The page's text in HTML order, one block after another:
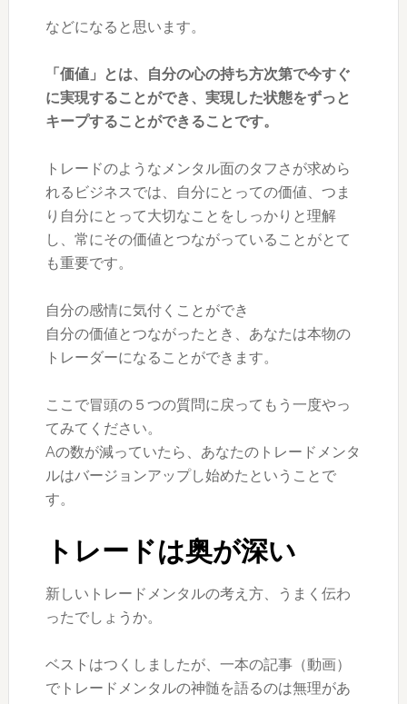
などになると思います。
「価値」とは、自分の心の持ち方次第で今すぐ
に実現することができ、実現した状態をずっと
キープすることができることです。
トレードのようなメンタル面のタフさが求めら
れるビジネスでは、自分にとっての価値、つま
り自分にとって大切なことをしっかりと理解
し、常にその価値とつながっていることがとて
も重要です。
自分の感情に気付くことができ
自分の価値とつながったとき、あなたは本物の
トレーダーになることができます。
ここで冒頭の５つの質問に戻ってもう一度やっ
てみてください。
Aの数が減っていたら、あなたのトレードメンタ
ルはバージョンアップし始めたということで
す。
トレードは奥が深い
新しいトレードメンタルの考え方、うまく伝わ
ったでしょうか。
ベストはつくしましたが、一本の記事（動画）
でトレードメンタルの神髄を語るのは無理があ